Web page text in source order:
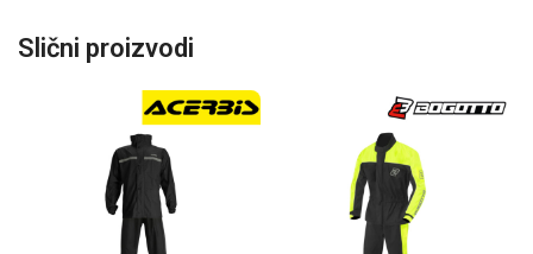
Slični proizvodi